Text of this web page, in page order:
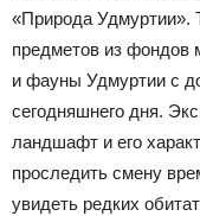
«Природа Удмуртии».
предметов из
и фауны Удмуртии с
сегодняшнего дня.
ландшафт и его
проследить смену
увидеть редких